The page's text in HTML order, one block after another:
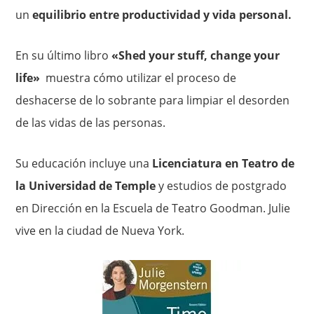
unequilibrio entre productividad y vida personal.
En su último libro«Shed your stuff, change your
life» muestra cómo utilizar el proceso de
deshacerse de lo sobrante para limpiar el desorden
de las vidas de las personas.
Su educación incluye una Licenciatura en Teatro de
la Universidad de Templey estudios de postgrado
en Dirección en la Escuela de Teatro Goodman. Julie
vive en la ciudad de Nueva York.